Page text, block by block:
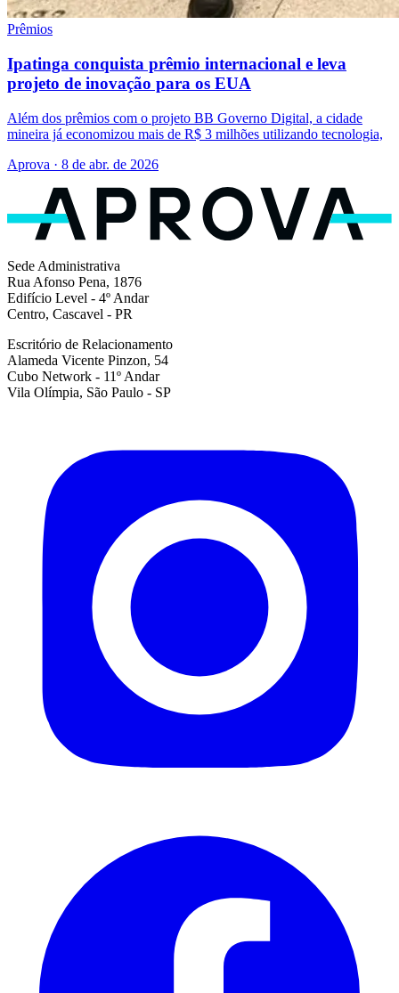
Prêmios
Ipatinga conquista prêmio internacional e leva
projeto de inovação para os EUA
Além dos prêmios com o projeto BB Governo Digital, a cidade
mineira já economizou mais de R$ 3 milhões utilizando tecnologia,
Aprova · 8 de abr. de 2026
Sede Administrativa
Rua Afonso Pena, 1876
Edifício Level - 4º Andar
Centro, Cascavel - PR
Escritório de Relacionamento
Alameda Vicente Pinzon, 54
Cubo Network - 11º Andar
Vila Olímpia, São Paulo - SP